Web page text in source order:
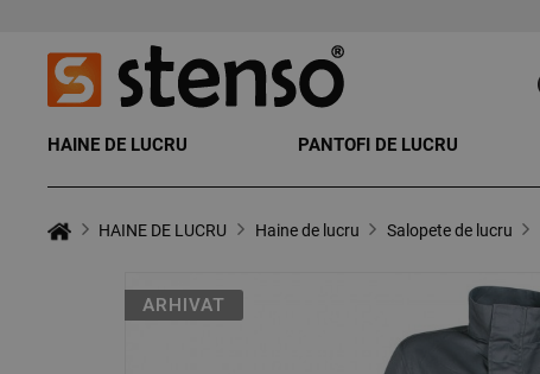
HAINE DE LUCRU PANTOFI DE LUCRU
HAINE DE LUCRU Haine de lucru Salopete de lucru
ARHIVAT